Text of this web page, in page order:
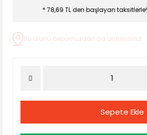
* 78,69 TL den başlayan taksitlerle!
Bu ürünü depomuzdan da alabilirsiniz.
Sepete Ekle